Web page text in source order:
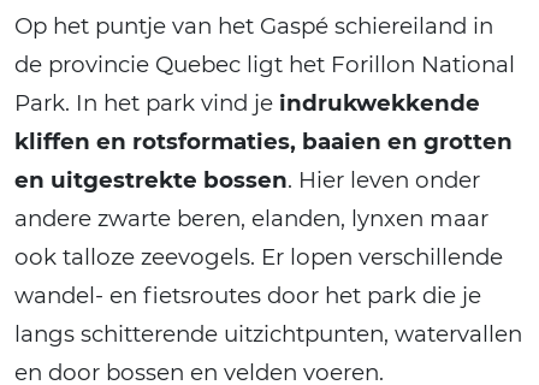
Op het puntje van het Gaspé schiereiland in
de provincie Quebec ligt het Forillon National
Park. In het park vind je indrukwekkende
kliffen en rotsformaties, baaien en grotten
en uitgestrekte bossen. Hier leven onder
andere zwarte beren, elanden, lynxen maar
ook talloze zeevogels. Er lopen verschillende
wandel- en fietsroutes door het park die je
langs schitterende uitzichtpunten, watervallen
en door bossen en velden voeren.